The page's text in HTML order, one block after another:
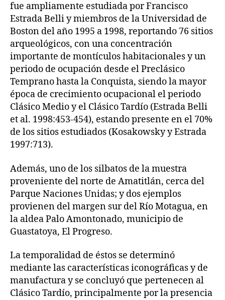
fue ampliamente estudiada por Francisco
Estrada Belli y miembros de la Universidad de
Boston del año 1995 a 1998, reportando 76 sitios
arqueológicos, con una concentración
importante de montículos habitacionales y un
periodo de ocupación desde el Preclásico
Temprano hasta la Conquista, siendo la mayor
época de crecimiento ocupacional el periodo
Clásico Medio y el Clásico Tardío (Estrada Belli
et al. 1998:453-454), estando presente en el 70%
de los sitios estudiados (Kosakowsky y Estrada
1997:713).
Además, uno de los silbatos de la muestra
proveniente del norte de Amatitlán, cerca del
Parque Naciones Unidas; y dos ejemplos
provienen del margen sur del Río Motagua, en
la aldea Palo Amontonado, municipio de
Guastatoya, El Progreso.
La temporalidad de éstos se determinó
mediante las características iconográficas y de
manufactura y se concluyó que pertenecen al
Clásico Tardío, principalmente por la presencia